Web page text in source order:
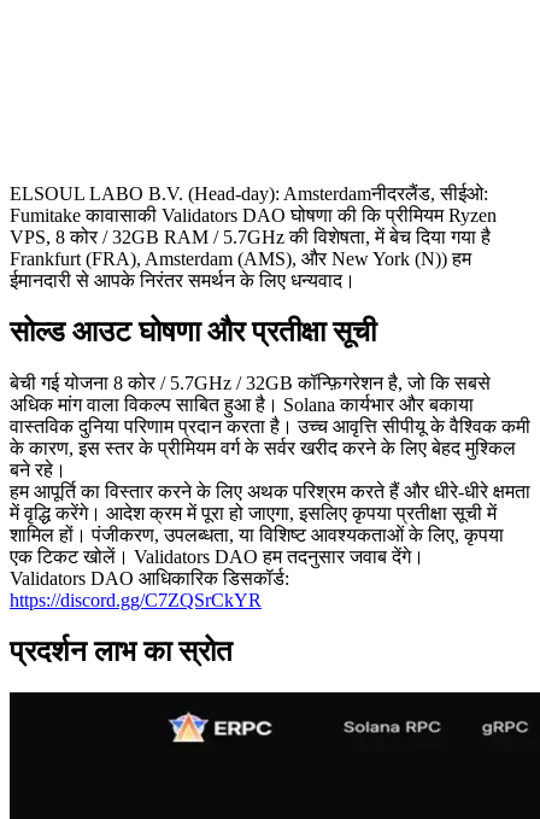
ELSOUL LABO B.V. (Head-day): Amsterdamनीदरलैंड, सीईओ:
Fumitake कावासाकी Validators DAO घोषणा की कि प्रीमियम Ryzen
VPS, 8 कोर / 32GB RAM / 5.7GHz की विशेषता, में बेच दिया गया है
Frankfurt (FRA), Amsterdam (AMS), और New York (N)) हम
ईमानदारी से आपके निरंतर समर्थन के लिए धन्यवाद।
सोल्ड आउट घोषणा और प्रतीक्षा सूची
बेची गई योजना 8 कोर / 5.7GHz / 32GB कॉन्फ़िगरेशन है, जो कि सबसे
अधिक मांग वाला विकल्प साबित हुआ है। Solana कार्यभार और बकाया
वास्तविक दुनिया परिणाम प्रदान करता है। उच्च आवृत्ति सीपीयू के वैश्विक कमी
के कारण, इस स्तर के प्रीमियम वर्ग के सर्वर खरीद करने के लिए बेहद मुश्किल
बने रहे।
हम आपूर्ति का विस्तार करने के लिए अथक परिश्रम करते हैं और धीरे-धीरे क्षमता
में वृद्धि करेंगे। आदेश क्रम में पूरा हो जाएगा, इसलिए कृपया प्रतीक्षा सूची में
शामिल हों। पंजीकरण, उपलब्धता, या विशिष्ट आवश्यकताओं के लिए, कृपया
एक टिकट खोलें। Validators DAO हम तदनुसार जवाब देंगे।
Validators DAO आधिकारिक डिसकॉर्ड:
https://discord.gg/C7ZQSrCkYR
प्रदर्शन लाभ का स्रोत